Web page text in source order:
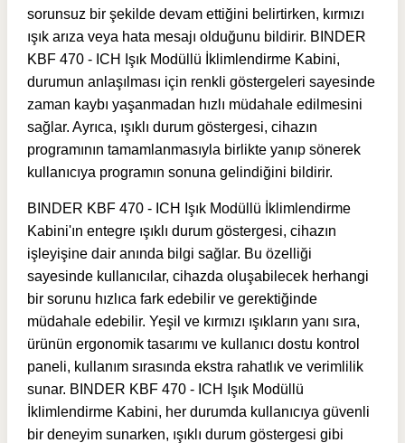
sorunsuz bir şekilde devam ettiğini belirtirken, kırmızı
ışık arıza veya hata mesajı olduğunu bildirir. BINDER
KBF 470 - ICH Işık Modüllü İklimlendirme Kabini,
durumun anlaşılması için renkli göstergeleri sayesinde
zaman kaybı yaşanmadan hızlı müdahale edilmesini
sağlar. Ayrıca, ışıklı durum göstergesi, cihazın
programının tamamlanmasıyla birlikte yanıp sönerek
kullanıcıya programın sonuna gelindiğini bildirir.
BINDER KBF 470 - ICH Işık Modüllü İklimlendirme
Kabini'ın entegre ışıklı durum göstergesi, cihazın
işleyişine dair anında bilgi sağlar. Bu özelliği
sayesinde kullanıcılar, cihazda oluşabilecek herhangi
bir sorunu hızlıca fark edebilir ve gerektiğinde
müdahale edebilir. Yeşil ve kırmızı ışıkların yanı sıra,
ürünün ergonomik tasarımı ve kullanıcı dostu kontrol
paneli, kullanım sırasında ekstra rahatlık ve verimlilik
sunar. BINDER KBF 470 - ICH Işık Modüllü
İklimlendirme Kabini, her durumda kullanıcıya güvenli
bir deneyim sunarken, ışıklı durum göstergesi gibi